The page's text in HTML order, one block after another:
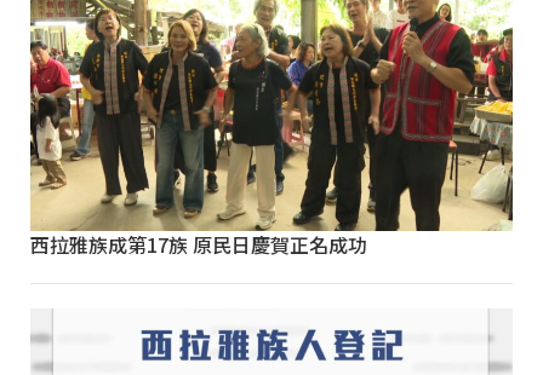
西拉雅族成第17族 原民日慶賀正名成功